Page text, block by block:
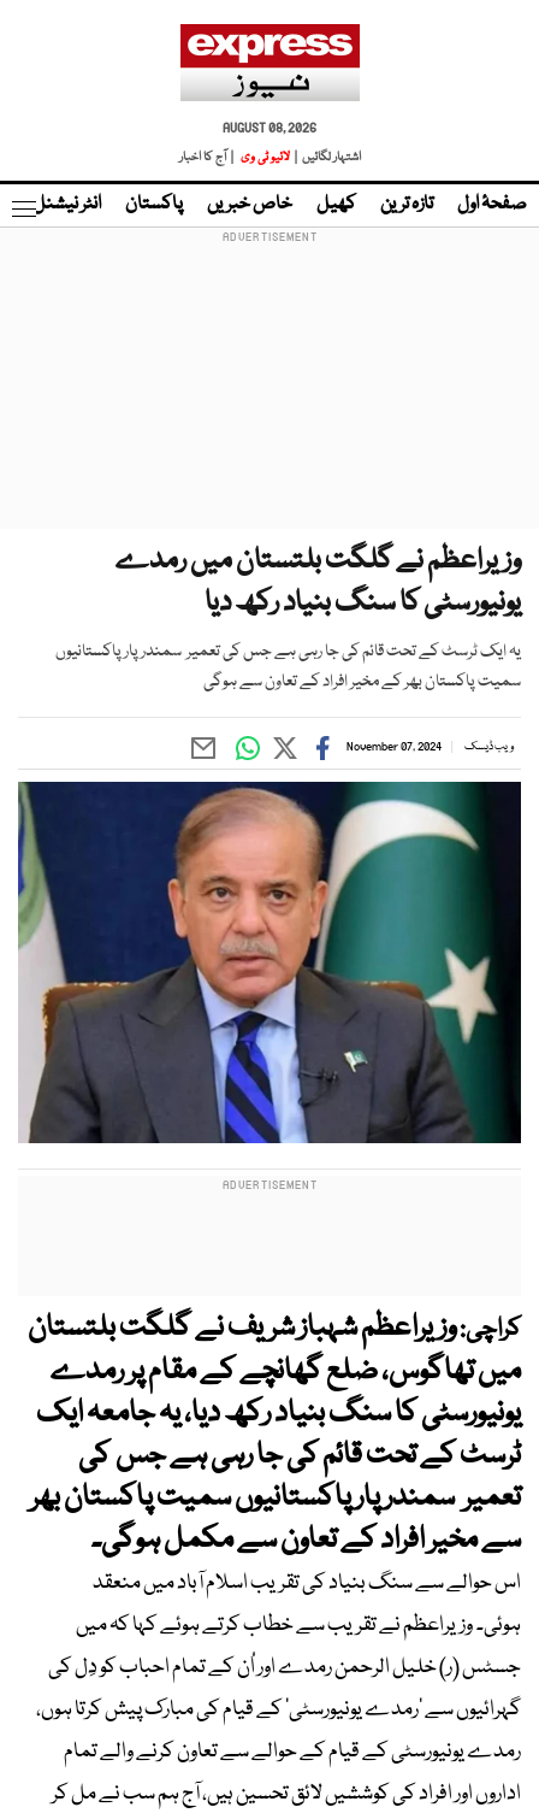
AUGUST 08, 2026
اشتہار لگائیں |
لائیو ٹی وی | آج کا اخبار
صفحۂ اول تازہ ترین کھیل خاص خبریں پاکستان انٹر نیشنل
وزیراعظم نے گلگت بلتستان میں رمدے
یونیورسٹی کا سنگ بنیاد رکھ دیا
یہ ایک ٹرسٹ کے تحت قائم کی جا رہی ہے جس کی تعمیر سمندر پار پاکستانیوں
سمیت پاکستان بھر کے مخیر افراد کے تعاون سے ہوگی
ویب ڈیسک November 07, 2024
کراچی:وزیراعظم شہباز شریف نے گلگت بلتستان
میں تھاگوس، ضلع گھانچے کے مقام پر رمدے
یونیورسٹی کا سنگ بنیاد رکھ دیا، یہ جامعہ ایک
ٹرسٹ کے تحت قائم کی جا رہی ہے جس کی
تعمیر سمندر پار پاکستانیوں سمیت پاکستان بھر
سے مخیر افراد کے تعاون سے مکمل ہوگی۔
اس حوالے سے سنگ بنیاد کی تقریب اسلام آباد میں منعقد
ہوئی۔ وزیراعظم نے تقریب سے خطاب کرتے ہوئے کہا کہ میں
جسٹس (ر) خلیل الرحمن رمدے اور اُن کے تمام احباب کو دِل کی
گہرائیوں سے ’رمدے یونیورسٹی‘ کے قیام کی مبارک پیش کرتا ہوں،
رمدے یونیورسٹی کے قیام کے حوالے سے تعاون کرنے والے تمام
اداروں اور افراد کی کوششیں لائق تحسین ہیں، آج ہم سب نے مل کر